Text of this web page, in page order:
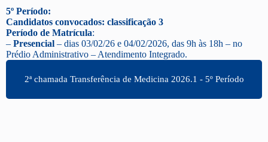
5º Período:
Candidatos convocados: classificação 3
Período de Matrícula:
– Presencial – dias 03/02/26 e 04/02/2026, das 9h às 18h – no
Prédio Administrativo – Atendimento Integrado.
2ª chamada Transferência de Medicina 2026.1 - 5º Período